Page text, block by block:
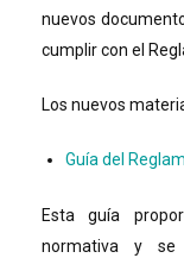
nuevos
cumplir con el
Los nuevos
Guía del
Esta guía
normativa y